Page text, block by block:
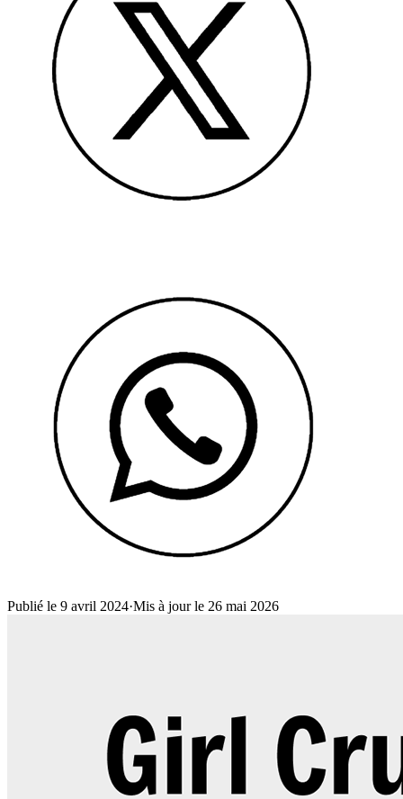
Publié le 9 avril 2024·Mis à jour le 26 mai 2026